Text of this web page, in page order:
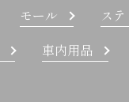
モール
ス
車内用品